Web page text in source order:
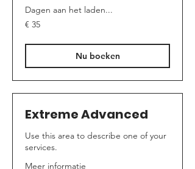
Dagen aan het laden...
35
euro
€ 35
Nu boeken
Extreme Advanced
Use this area to describe one of your
services.
Meer informatie